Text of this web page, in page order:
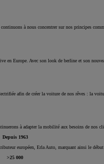
à nous concentrer sur nos principes
Europe. Avec son look de berline et son
afin de créer la voiture de nos rêves : la
à adapter la mobilité aux besoins de nos
Depuis 1963
européen, Erla Auto, marquant ainsi le
>25 000